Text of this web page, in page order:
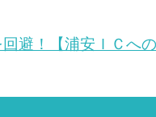
避！【浦安ＩＣへ